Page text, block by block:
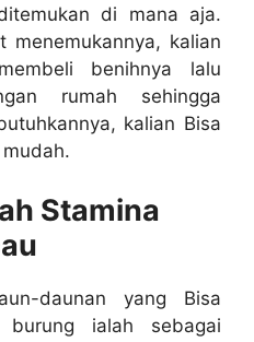
di mana aja.
menemukannya, kalian
benihnya lalu
rumah sehingga
kalian Bisa
Stamina
daunan yang Bisa
burung ialah sebagai